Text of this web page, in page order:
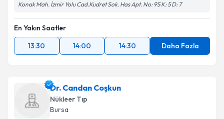
Konak Mah. İzmir Yolu Cad.Kudret Sok. Has Apt. No: 95 K: 5 D: 7
En Yakın Saatler
13:30
14:00 14:30 Daha Fazla
Dr. Candan Coşkun
Nükleer Tıp
Bursa